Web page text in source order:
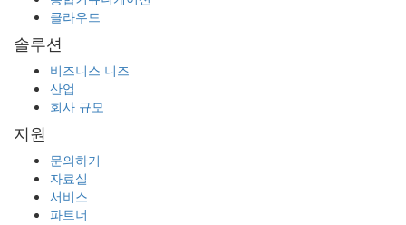
클라우드
솔루션
비즈니스 니즈
산업
회사 규모
지원
문의하기
자료실
서비스
파트너